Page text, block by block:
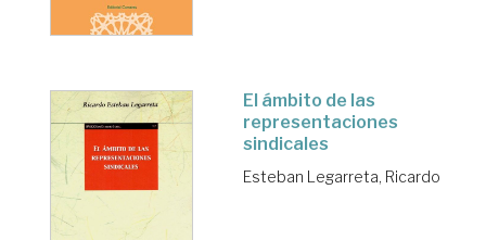
El ámbito de las
representaciones
sindicales
Esteban Legarreta, Ricardo